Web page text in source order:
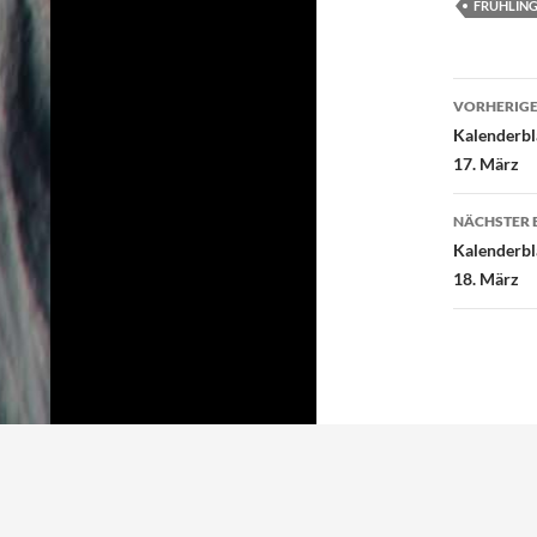
e
t
17. März
NÄCHSTER
18. März